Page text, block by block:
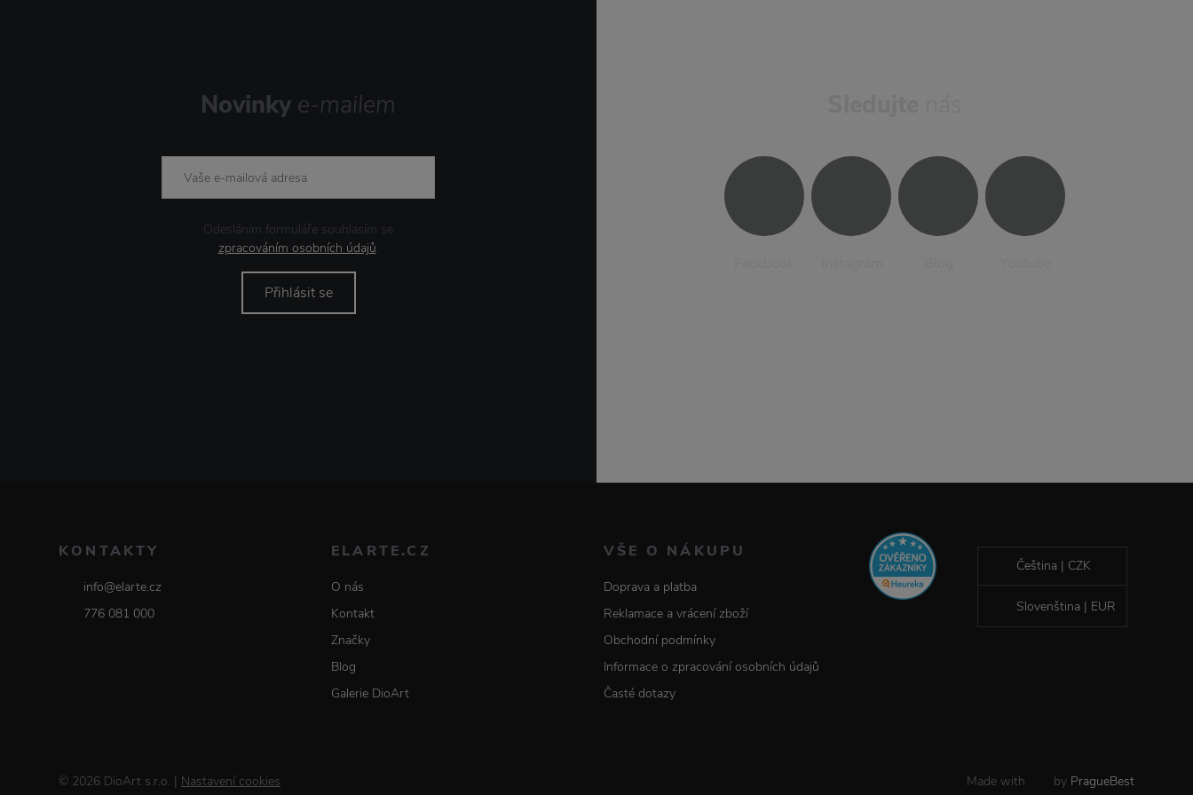
Novinky e-mailem
Odesláním formuláře souhlasím se
zpracováním osobních údajů.
Přihlásit se
KONTAKTY
info@elarte.cz
776 081 000
ELARTE.CZ
O nás
Kontakt
Značky
Blog
Galerie DioArt
VŠE O NÁKUPU
Doprava a platba
Reklamace a vrácení zboží
Obchodní podmínky
Informace o zpracování osobních údajů
Časté dotazy
Čeština | CZK
Slovenština | EUR
© 2026 DioArt s.r.o. | Nastavení cookies Made with by PragueBest